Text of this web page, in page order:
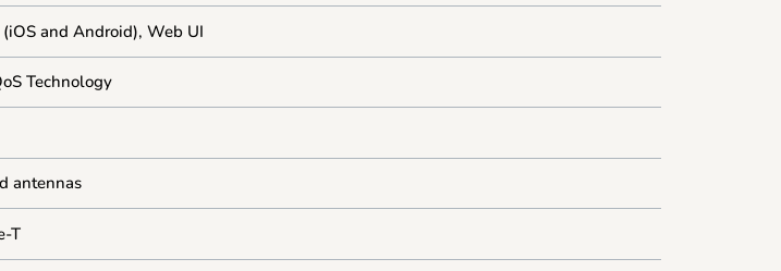
and Android), Web UI
Technology
antennas
T